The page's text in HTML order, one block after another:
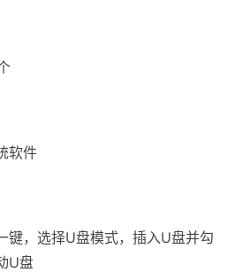
软件
键，选择U盘模式，插入U盘并勾
U盘